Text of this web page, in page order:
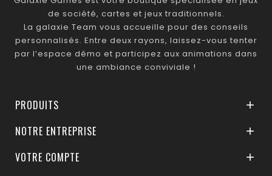
de société, cartes et jeux traditionnels.
La galaxie Team vous accueille pour des conseils
personnalisés. Entre deux rayons, laissez-vous tenter
par l’espace démo et participez aux animations dans
une ambiance conviviale !
PRODUITS 
NOTRE ENTREPRISE 
VOTRE COMPTE 